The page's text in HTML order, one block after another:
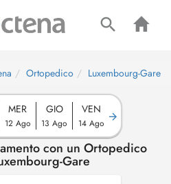
Ortopedico Luxembourg-Gare
MER
12 Ago
GIO
13 Ago
VEN
14 Ago
con un Ortopedico
Gare